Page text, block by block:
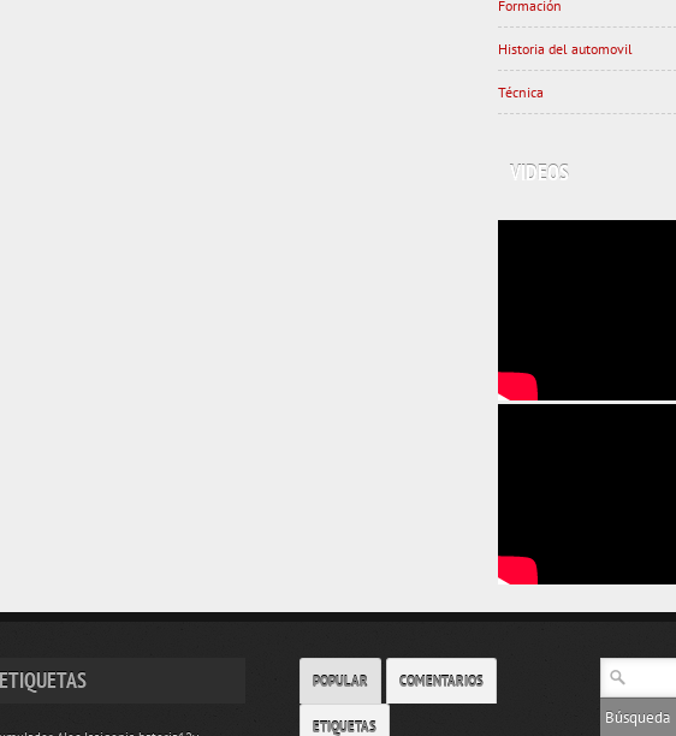
Formación
Historia del automovil
Técnica
VIDEOS
ETIQUETAS POPULAR COMENTARIOS
ETIQUETAS